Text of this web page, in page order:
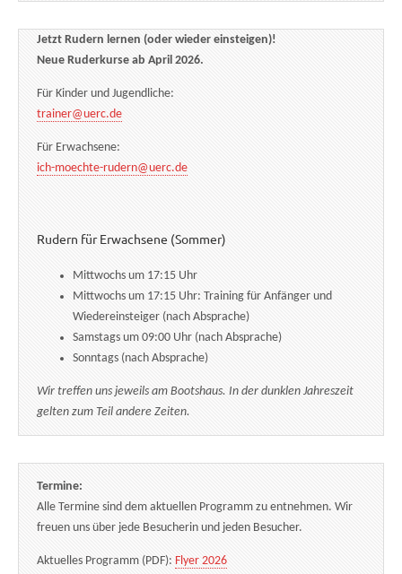
Jetzt Rudern lernen (oder wieder einsteigen)!
Neue Ruderkurse ab April 2026.
Für Kinder und Jugendliche:
trainer@uerc.de
Für Erwachsene:
ich-moechte-rudern@uerc.de
Rudern für Erwachsene (Sommer)
Mittwochs um 17:15 Uhr
Mittwochs um 17:15 Uhr: Training für Anfänger und
Wiedereinsteiger (nach Absprache)
Samstags um 09:00 Uhr (nach Absprache)
Sonntags (nach Absprache)
Wir treffen uns jeweils am Bootshaus. In der dunklen Jahreszeit
gelten zum Teil andere Zeiten.
Termine:
Alle Termine sind dem aktuellen Programm zu entnehmen. Wir
freuen uns über jede Besucherin und jeden Besucher.
Aktuelles Programm (PDF): Flyer 2026